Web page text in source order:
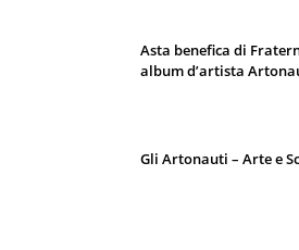
Asta benefica di
album d’artista
Gli Artonauti – Arte e